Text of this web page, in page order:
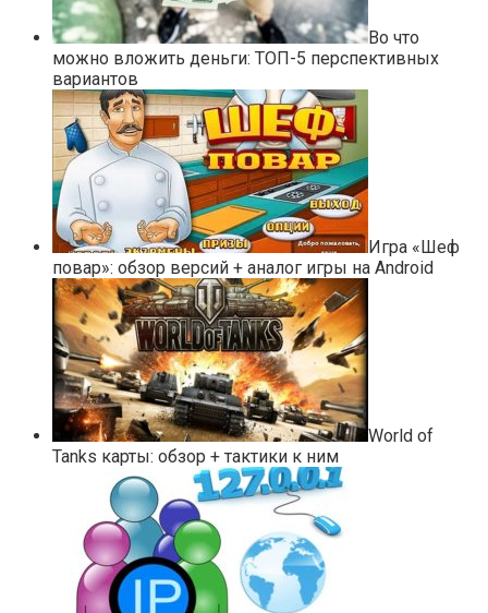
Во что
можно вложить деньги: ТОП-5 перспективных
вариантов
Игра «Шеф
повар»: обзор версий + аналог игры на Android
World of
Tanks карты: обзор + тактики к ним